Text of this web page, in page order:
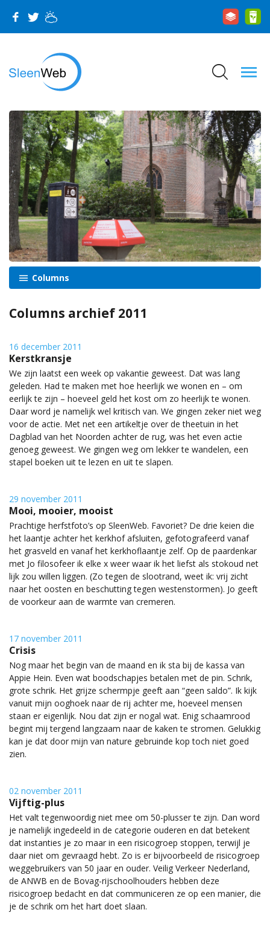
Columns
Columns archief 2011
16 december 2011
Kerstkransje
We zijn laatst een week op vakantie geweest. Dat was lang
geleden. Had te maken met hoe heerlijk we wonen en – om
eerlijk te zijn – hoeveel geld het kost om zo heerlijk te wonen.
Daar word je namelijk wel kritisch van. We gingen zeker niet weg
voor de actie. Met net een artikeltje over de theetuin in het
Dagblad van het Noorden achter de rug, was het even actie
genoeg geweest. We gingen weg om lekker te wandelen, een
stapel boeken uit te lezen en uit te slapen.
29 november 2011
Mooi, mooier, mooist
Prachtige herfstfoto’s op SleenWeb. Favoriet? De drie keien die
het laantje achter het kerkhof afsluiten, gefotografeerd vanaf
het grasveld en vanaf het kerkhoflaantje zelf. Op de paardenkar
met Jo filosofeer ik elke x weer waar ik het liefst als stokoud net
lijk zou willen liggen. (Zo tegen de slootrand, weet ik: vrij zicht
naar het oosten en beschutting tegen westenstormen). Jo geeft
de voorkeur aan de warmte van cremeren.
17 november 2011
Crisis
Nog maar het begin van de maand en ik sta bij de kassa van
Appie Hein. Even wat boodschapjes betalen met de pin. Schrik,
grote schrik. Het grijze schermpje geeft aan “geen saldo”. Ik kijk
vanuit mijn ooghoek naar de rij achter me, hoeveel mensen
staan er eigenlijk. Nou dat zijn er nogal wat. Enig schaamrood
begint mij tergend langzaam naar de kaken te stromen. Gelukkig
kan je dat door mijn van nature gebruinde kop toch niet goed
zien.
02 november 2011
Vijftig-plus
Het valt tegenwoordig niet mee om 50-plusser te zijn. Dan word
je namelijk ingedeeld in de categorie ouderen en dat betekent
dat instanties je zo maar in een risicogroep stoppen, terwijl je
daar niet om gevraagd hebt. Zo is er bijvoorbeeld de risicogroep
weggebruikers van 50 jaar en ouder. Veilig Verkeer Nederland,
de ANWB en de Bovag-rijschoolhouders hebben deze
risicogroep bedacht en dat communiceren ze op een manier, die
je de schrik om het hart doet slaan.